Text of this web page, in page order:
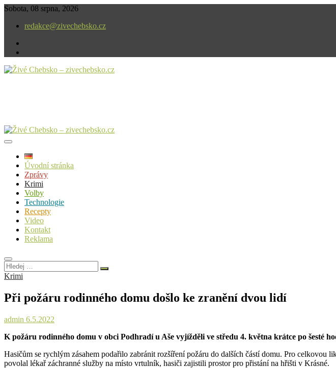
Skip
content
Sobota, 08 srpna, 2026
redakce@zivechebsko.cz
Úvodní stránka
Zprávy
Krimi
Volby
Technologie
Recepty
Video
Kontakt
Reklama
Hledej
…
Krimi
Při požáru rodinného domu došlo ke zranění dvou lidí
admin 6.5.2022
K požáru rodinného domu v obci Podhradí u Aše vyjížděli ve středu 4. května krátce po
Hasičům se rychlým zásahem podařilo zabránit rozšíření požáru do dalších částí domu. Pro
povolal lékař záchranné služby na místo vrtulník, hasiči zajistili prostor pro přistání na hřišti v Krásné.